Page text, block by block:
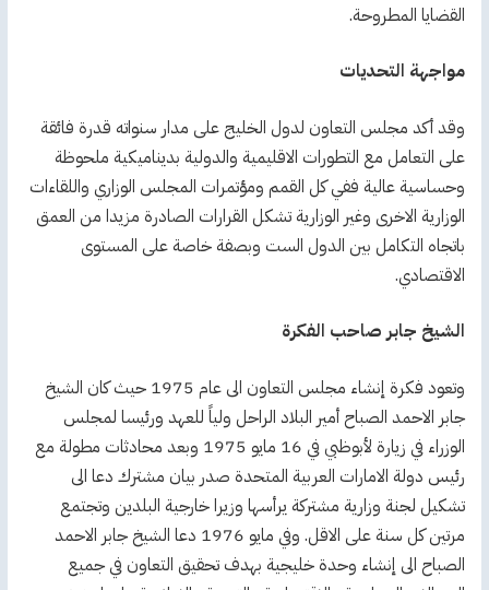
القضايا المطروحة.
مواجهة التحديات
وقد أكد مجلس التعاون لدول الخليج على مدار سنواته قدرة فائقة
على التعامل مع التطورات الاقليمية والدولية بديناميكية ملحوظة
وحساسية عالية ففي كل القمم ومؤتمرات المجلس الوزاري واللقاءات
الوزارية الاخرى وغير الوزارية تشكل القرارات الصادرة مزيدا من العمق
باتجاه التكامل بين الدول الست وبصفة خاصة على المستوى
الاقتصادي.
الشيخ جابر صاحب الفكرة
وتعود فكرة إنشاء مجلس التعاون الى عام 1975 حيث كان الشيخ
جابر الاحمد الصباح أمير البلاد الراحل ولياً للعهد ورئيسا لمجلس
الوزراء في زيارة لأبوظبي في 16 مايو 1975 وبعد محادثات مطولة مع
رئيس دولة الامارات العربية المتحدة صدر بيان مشترك دعا الى
تشكيل لجنة وزارية مشتركة يرأسها وزيرا خارجية البلدين وتجتمع
مرتين كل سنة على الاقل. وفي مايو 1976 دعا الشيخ جابر الاحمد
الصباح الى إنشاء وحدة خليجية بهدف تحقيق التعاون في جميع